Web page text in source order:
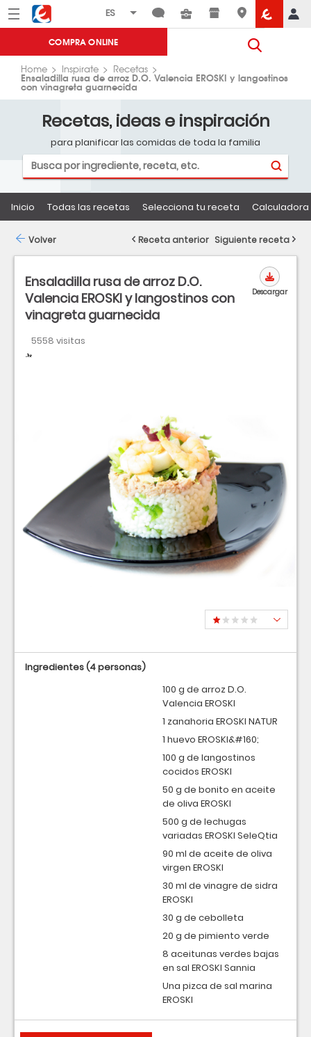
Menú Eroski
COMPRA ONLINE
Home Inspirate Recetas
Ensaladilla rusa de arroz D.O. Valencia EROSKI y langostinos
con vinagreta guarnecida
Recetas, ideas e inspiración
para planificar las comidas de toda la familia
Inicio Todas las recetas Selecciona tu receta
Ensaladilla rusa de arroz D.O.
Valencia EROSKI y langostinos con
vinagreta guarnecida
5558 visitas
Dificultad
Tiempo
Descargar
Ingredientes(4 personas)
100 g de arroz D.O.
Valencia EROSKI
1 zanahoria EROSKI NATUR
1 huevo EROSKI&#160;
100 g de langostinos
cocidos EROSKI
50 g de bonito en aceite
de oliva EROSKI
500 g de lechugas
variadas EROSKI SeleQtia
90 ml de aceite de oliva
virgen EROSKI
30 ml de vinagre de sidra
EROSKI
30 g de cebolleta
20 g de pimiento verde
8 aceitunas verdes bajas
en sal EROSKI Sannia
Una pizca de sal marina
EROSKI
Volver Receta anterior Siguiente receta